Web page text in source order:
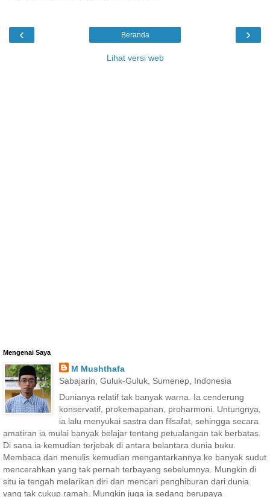
‹ ›
Beranda
Lihat versi web
Mengenai Saya
M Mushthafa
Sabajarin, Guluk-Guluk, Sumenep, Indonesia
Dunianya relatif tak banyak warna. Ia cenderung
konservatif, prokemapanan, proharmoni. Untungnya,
ia lalu menyukai sastra dan filsafat, sehingga secara
amatiran ia mulai banyak belajar tentang petualangan tak berbatas.
Di sana ia kemudian terjebak di antara belantara dunia buku.
Membaca dan menulis kemudian mengantarkannya ke banyak sudut
mencerahkan yang tak pernah terbayang sebelumnya. Mungkin di
situ ia tengah melarikan diri dan mencari penghiburan dari dunia
yang tak cukup ramah. Mungkin juga ia sedang berupaya